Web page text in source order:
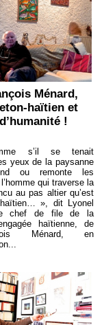
Ménard,
haïtien et
!
s’il se tenait
yeux de la paysanne
ou remonte les
qui traverse la
au pas altier qu’est
», dit Lyonel
chef de file de la
haïtienne, de
Ménard, en